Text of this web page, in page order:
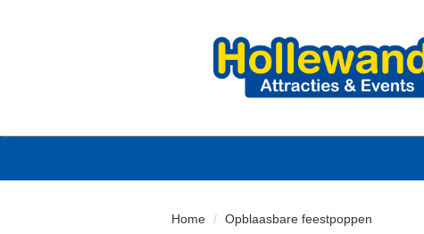
Home Opblaasbare feestpoppen